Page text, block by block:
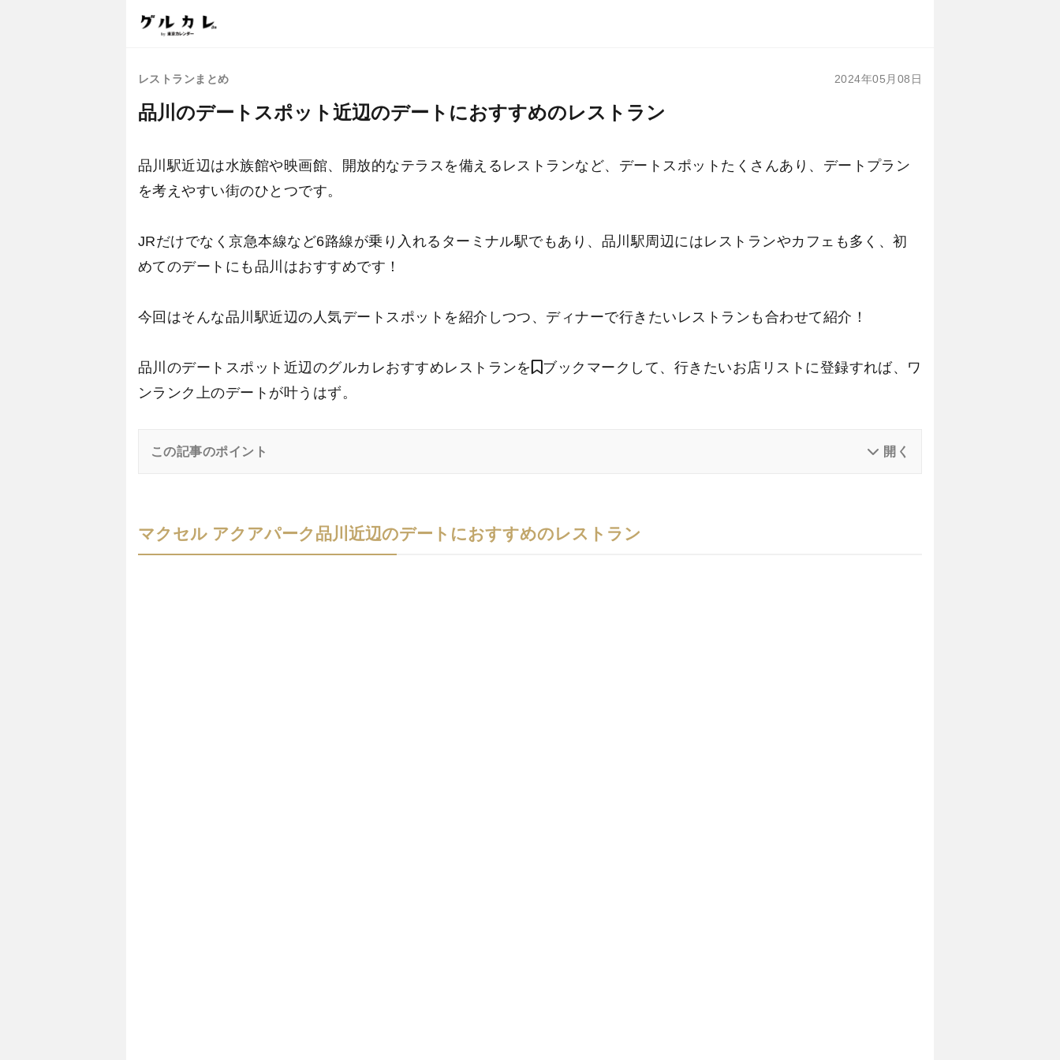
レストランまとめ 2024年05月08日
品川のデートスポット近辺のデートにおすすめのレストラン
品川駅近辺は水族館や映画館、開放的なテラスを備えるレストランなど、デートスポットたくさんあり、デートプラン
を考えやすい街のひとつです。
JRだけでなく京急本線など6路線が乗り入れるターミナル駅でもあり、品川駅周辺にはレストランやカフェも多く、初
めてのデートにも品川はおすすめです！
今回はそんな品川駅近辺の人気デートスポットを紹介しつつ、ディナーで行きたいレストランも合わせて紹介！
品川のデートスポット近辺のグルカレおすすめレストランを
ブックマークして、行きたいお店リストに登録すれば、ワ
ンランク上のデートが叶うはず。
この記事のポイント
マクセル アクアパーク品川近辺のデートにおすすめのレストラン